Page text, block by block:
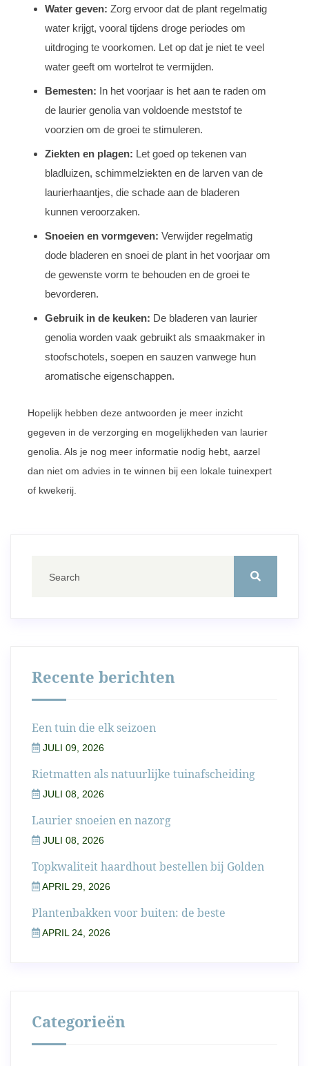
Water geven: Zorg ervoor dat de plant regelmatig
water krijgt, vooral tijdens droge periodes om
uitdroging te voorkomen. Let op dat je niet te veel
water geeft om wortelrot te vermijden.
Bemesten: In het voorjaar is het aan te raden om
de laurier genolia van voldoende meststof te
voorzien om de groei te stimuleren.
Ziekten en plagen: Let goed op tekenen van
bladluizen, schimmelziekten en de larven van de
laurierhaantjes, die schade aan de bladeren
kunnen veroorzaken.
Snoeien en vormgeven: Verwijder regelmatig
dode bladeren en snoei de plant in het voorjaar om
de gewenste vorm te behouden en de groei te
bevorderen.
Gebruik in de keuken: De bladeren van laurier
genolia worden vaak gebruikt als smaakmaker in
stoofschotels, soepen en sauzen vanwege hun
aromatische eigenschappen.
Hopelijk hebben deze antwoorden je meer inzicht
gegeven in de verzorging en mogelijkheden van laurier
genolia. Als je nog meer informatie nodig hebt, aarzel
dan niet om advies in te winnen bij een lokale tuinexpert
of kwekerij.
Recente berichten
Een tuin die elk seizoen
JULI 09, 2026
Rietmatten als natuurlijke tuinafscheiding
JULI 08, 2026
Laurier snoeien en nazorg
JULI 08, 2026
Topkwaliteit haardhout bestellen bij Golden
APRIL 29, 2026
Plantenbakken voor buiten: de beste
APRIL 24, 2026
Categorieën